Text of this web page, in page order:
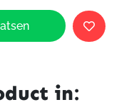
in: